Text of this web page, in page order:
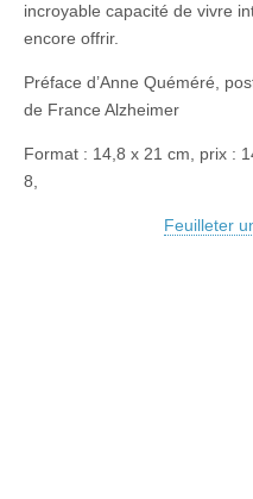
incroyable capacité de vivre
encore offrir.
Préface d’Anne Quéméré,
de France Alzheimer
Format : 14,8 x 21 cm, prix :
8,
Feuilleter